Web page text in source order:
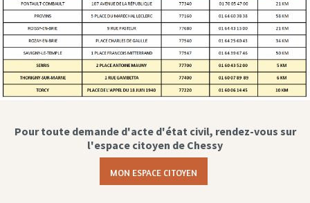
Pour toute demande d'acte d'état civil, rendez-vous sur
l'espace citoyen de Chessy
MON ESPACE CITOYEN